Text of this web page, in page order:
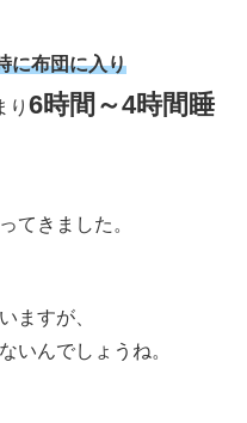
に布団に入り
り 6時間～4時間睡
てきました。
ますが、
いんでしょうね。